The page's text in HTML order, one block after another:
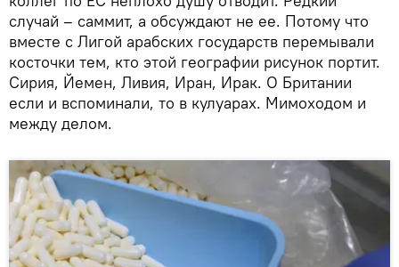
случай – саммит, а обсуждают не ее. Потому что
вместе с Лигой арабских государств перемывали
косточки тем, кто этой географии рисунок портит.
Сирия, Йемен, Ливия, Иран, Ирак. О Британии
если и вспоминали, то в кулуарах. Мимоходом и
между делом.